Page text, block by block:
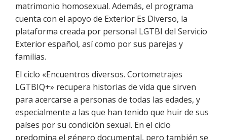
matrimonio homosexual. Además, el programa
cuenta con el apoyo de Exterior Es Diverso, la
plataforma creada por personal LGTBI del Servicio
Exterior español, así como por sus parejas y
familias.
El ciclo «Encuentros diversos. Cortometrajes
LGTBIQ+» recupera historias de vida que sirven
para acercarse a personas de todas las edades, y
especialmente a las que han tenido que huir de sus
países por su condición sexual. En el ciclo
predomina el género documental, pero también se